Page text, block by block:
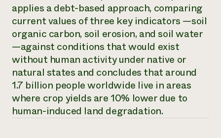
applies a debt-based approach, comparing
current values of three key indicators —soil
organic carbon, soil erosion, and soil water
—against conditions that would exist
without human activity under native or
natural states and concludes that around
1.7 billion people worldwide live in areas
where crop yields are 10% lower due to
human-induced land degradation.